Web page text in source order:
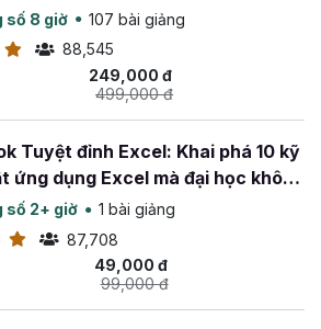
số 8 giờ
107 bài giảng
88,545
249,000 đ
499,000 đ
Tuyệt đỉnh Excel: Khai phá 10 kỹ
ứng dụng Excel mà đại học không
số 2+ giờ
1 bài giảng
87,708
49,000 đ
99,000 đ